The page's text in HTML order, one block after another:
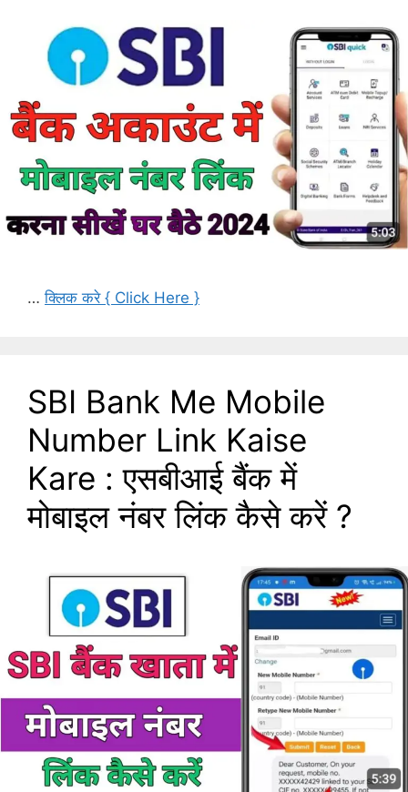
…क्लिक करे { Click Here }
SBI Bank Me Mobile
Number Link Kaise
Kare : एसबीआई बैंक में
मोबाइल नंबर लिंक कैसे करें ?